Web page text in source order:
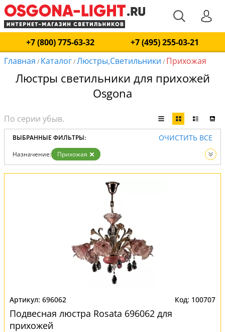
+7 (800) 775-63-32
+7 (495) 255-03-21
Главная / Каталог/Люстры,Светильники / Прихожая
Люстры светильники для прихожей
Osgona
ВЫБРАННЫЕ ФИЛЬТРЫ: ОЧИСТИТЬ ВСЕ
Назначение:
Прихожая
Вид:
Люстры Светильники
696062 100707
Подвесная люстра Rosata 696062 для
прихожей